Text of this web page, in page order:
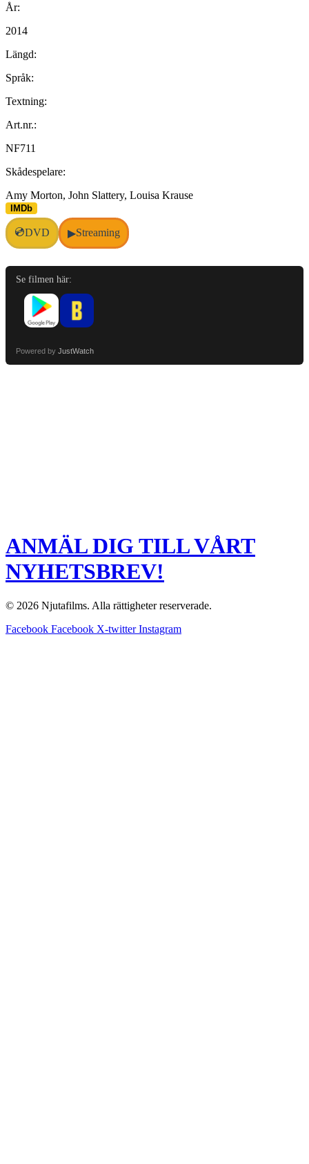
År:
2014
Längd:
Språk:
Textning:
Art.nr.:
NF711
Skådespelare:
Amy Morton, John Slattery, Louisa Krause
IMDb
💿DVD ▶Streaming
Se filmen här:
Powered by JustWatch
ANMÄL DIG TILL VÅRT
NYHETSBREV!
© 2026 Njutafilms. Alla rättigheter reserverade.
Facebook Facebook X-twitter Instagram